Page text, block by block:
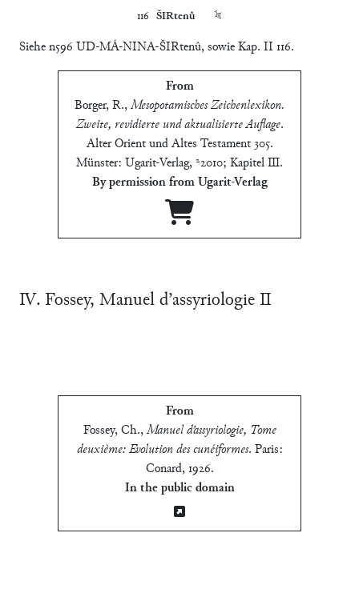
ŠIRtenû
	𒋔
Siehe n596 UD-MÁ-NINA-ŠIRtenû, sowie Kap. II 116.
From
Borger, R.,Mesopotamisches Zeichenlexikon.
Zweite, revidierte und aktualisierte Auflage.
Alter Orient und Altes Testament 305.
Münster: Ugarit-Verlag, ²2010; Kapitel Ⅲ.
By permission from Ugarit-Verlag
Ⅳ. Fossey, Manuel d’assyriologie Ⅱ
From
Fossey, Ch.,Manuel d’assyriologie, Tome
deuxième: Evolution des cunéiformes. Paris:
Conard, 1926.
In the public domain